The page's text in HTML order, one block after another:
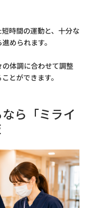
時間の運動と、十分な
められます。
の体調に合わせて調整
とができます。
ら「ミライ